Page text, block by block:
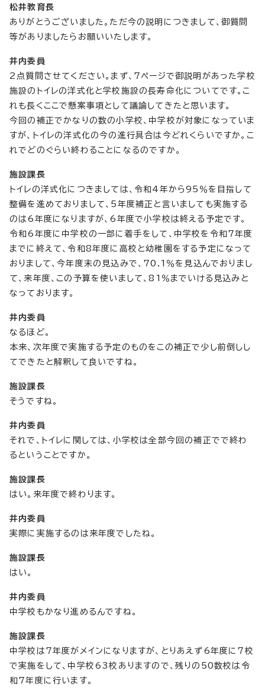
松井教育長
ありがとうございました。ただ今の説明につきまして、御質問
等がありましたらお願いいたします。
井内委員
2点質問させてください。まず、7ページで御説明があった学校
施設のトイレの洋式化と学校施設の長寿命化についてです。こ
れも長くここで懸案事項として議論してきたと思います。
今回の補正でかなりの数の小学校、中学校が対象になっていま
すが、トイレの洋式化の今の進行具合は今どれくらいですか。こ
れでどのぐらい終わることになるのですか。
施設課長
トイレの洋式化につきましては、令和4年から95％を目指して
整備を進めておりまして、5年度補正と言いましても実施する
のは6年度になりますが、6年度で小学校は終える予定です。
令和6年度に中学校の一部に着手をして、中学校を令和7年度
までに終えて、令和8年度に高校と幼稚園をする予定になって
おりまして、今年度末の見込みで、70.1％を見込んでおりまし
て、来年度、この予算を使いまして、81％までいける見込みと
なっております。
井内委員
なるほど。
本来、次年度で実施する予定のものをこの補正で少し前倒しし
てできたと解釈して良いですね。
施設課長
そうですね。
井内委員
それで、トイレに関しては、小学校は全部今回の補正でで終わ
るということですか。
施設課長
はい。来年度で終わります。
井内委員
実際に実施するのは来年度でしたね。
施設課長
はい。
井内委員
中学校もかなり進めるんですね。
施設課長
中学校は7年度がメインになりますが、とりあえず6年度に7校
で実施をして、中学校63校ありますので、残りの50数校は令
和7年度に行います。